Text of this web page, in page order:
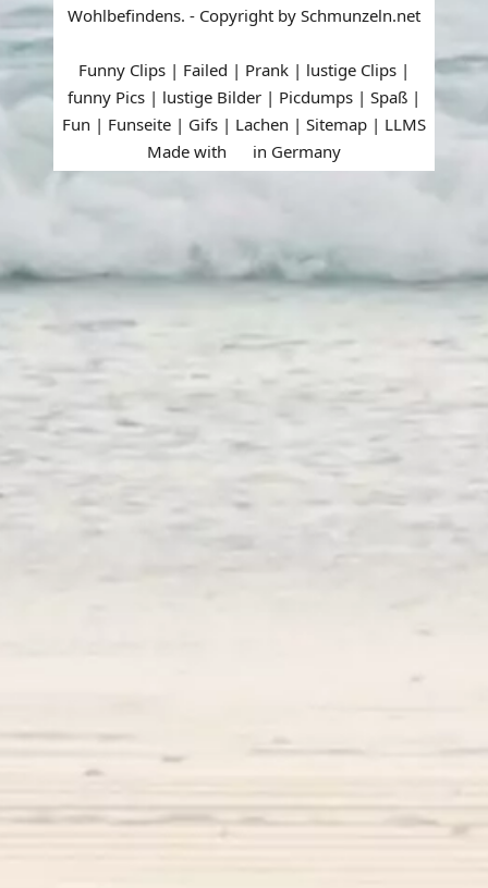
Wohlbefindens. - Copyright by Schmunzeln.net
Funny Clips | Failed | Prank | lustige Clips |
funny Pics | lustige Bilder | Picdumps | Spaß |
Fun | Funseite | Gifs | Lachen | Sitemap | LLMS
Made with
in Germany